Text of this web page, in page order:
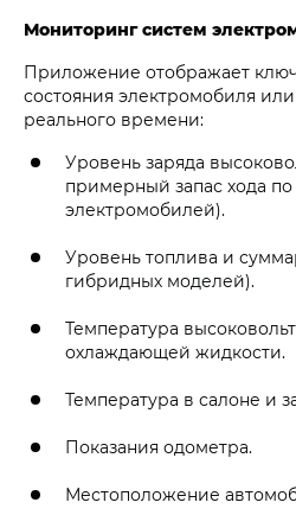
Мониторинг систем
Приложение отображает
состояния электромобиля
реального времени:
Уровень заряда
примерный запас хода по
электромобилей).
Уровень топлива и
гибридных моделей).
Температура
охлаждающей жидкости.
Температура в салоне и
Показания одометра.
Местоположение